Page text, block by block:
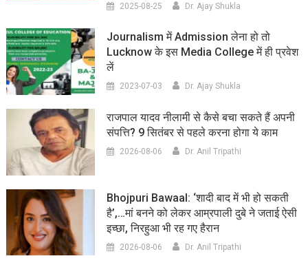
2025-08-25 Dr. Ajay Shukla
Journalism में Admission लेना हो तो
Lucknow के इस Media College में ही प्रवेश
लें
2023-07-03 Dr. Ajay Shukla
राजपाल यादव नीलामी से कैसे बचा सकते हैं अपनी
संपत्ति? 9 सितंबर से पहले करना होगा ये काम
2026-08-06 Dr. Anil Tripathi
Bhojpuri Bawaal: ‘शादी बाद में भी हो सकती
है’,…मां बनने को लेकर आम्रपाली दुबे ने जताई ऐसी
इच्छा, निरहुआ भी रह गए हैरान
2026-08-06 Dr. Anil Tripathi